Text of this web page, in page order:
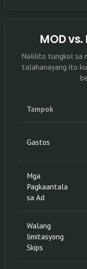
MOD
Nalilito tungkol sa
talahanayang ito
Tampok
Gastos
Mga
Pagkaantala
sa Ad
Walang
limitasyong
Skips